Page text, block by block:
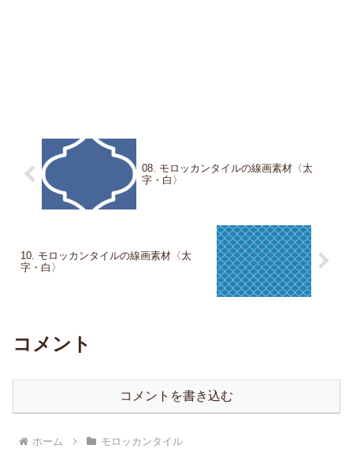
08. モロッカンタイルの線画素材〈太
字・白〉
10. モロッカンタイルの線画素材〈太
字・白〉
コメント
コメントを書き込む
ホーム モロッカンタイル